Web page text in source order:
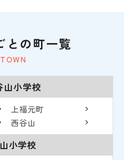
TOWN
との町一覧
山小学校
上福元町
西谷山
小学校